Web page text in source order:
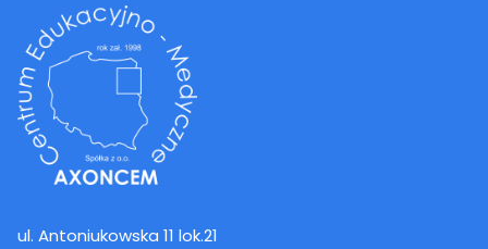
ul. Antoniukowska 11 lok.21